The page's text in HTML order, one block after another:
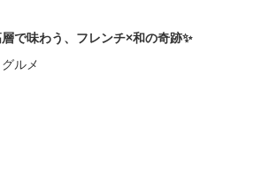
で味わう、フレンチ×和の奇跡✨
グルメ